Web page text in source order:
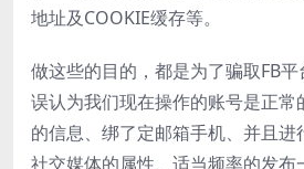
地址及COOKIE缓存等。
做这些的目的，都是为了骗取FB
误认为我们现在操作的账号是正常
的信息、绑了定邮箱手机、并且进
社交媒体的属性、适当频率的发布